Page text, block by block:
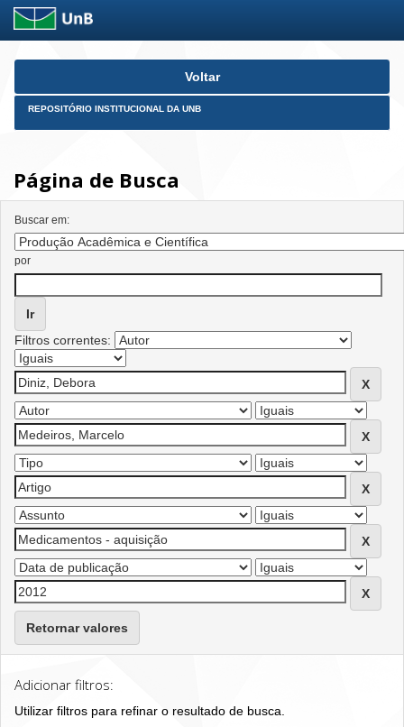
Skip
Voltar
REPOSITÓRIO INSTITUCIONAL DA UNB
Página de Busca
Buscar em:
por
Filtros correntes:
Retornar valores
Adicionar filtros:
Utilizar filtros para refinar o resultado de busca.